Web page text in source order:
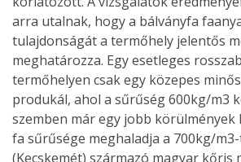
arra utalnak, hogy a bálványfa
tulajdonságát a termőhely jelentős
meghatározza. Egy esetleges
termőhelyen csak egy közepes
produkál, ahol a sűrűség 600kg/m3
szemben már egy jobb
fa sűrűsége meghaladja a 700kg/
(Kecskemét) származó magyar kőris